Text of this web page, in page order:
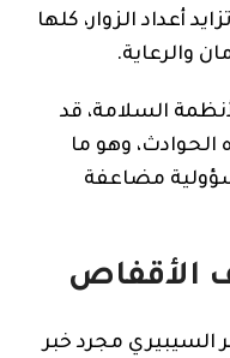
أعداد الزوار، كلها
والرعاية.
السلامة، قد
الحوادث، وهو ما
مضاعفة
الأقفاص
السيبيري مجرد خبر